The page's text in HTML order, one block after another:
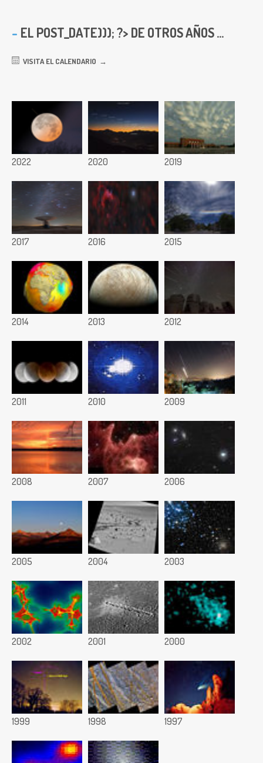
EL POST_DATE))); ?> DE OTROS AÑOS ...
VISITA EL CALENDARIO
2022 2020 2019
2017 2016 2015
2014 2013 2012
2011 2010 2009
2008 2007 2006
2005 2004 2003
2002 2001 2000
1999 1998 1997